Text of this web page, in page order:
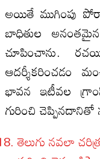
అయితే ముగింపు
బాధితుల
చూపించాను.
ఆదర్శీకరించడం
భావన ఇటీవల
గురించి చెప్పినదానితో
తెలుగు నవలా